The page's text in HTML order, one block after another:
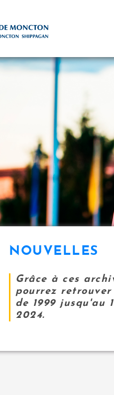
NOUVELLES
Grâce à ces
pourrez retrouver
de 1999 jusqu'au
2024.